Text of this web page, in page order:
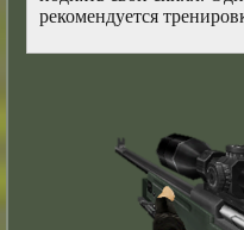
рекомендуется